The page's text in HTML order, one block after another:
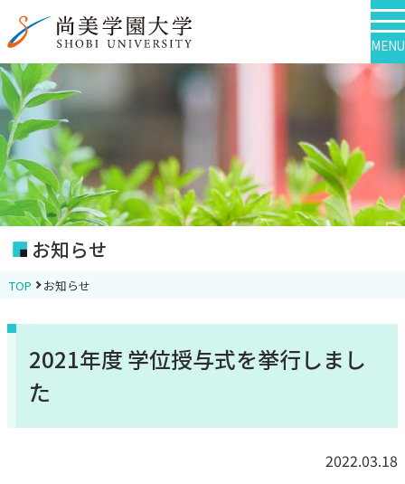
MENU
お知らせ
TOP お知らせ
2021年度 学位授与式を挙行しまし
た
2022.03.18